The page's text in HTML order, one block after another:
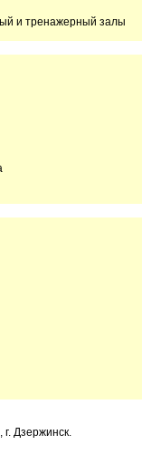
и тренажерный залы
г. Дзержинск.